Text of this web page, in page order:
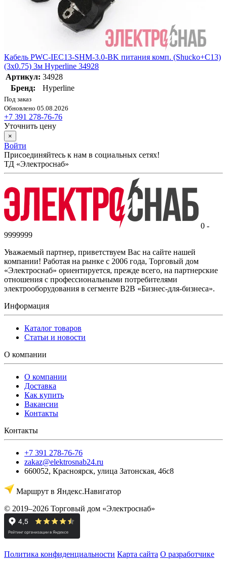
Кабель PWC-IEC13-SHM-3.0-BK питания комп. (Shucko+C13)
(3х0.75) 3м Hyperline 34928
Артикул: 34928
Бренд:
Hyperline
Под заказ
Обновлено 05.08.2026
+7 391 278-76-76
Уточнить цену
×
Войти
Присоединяйтесь к нам в социальных сетях!
ТД «Электроснаб»
0 -
9999999
Уважаемый партнер, приветствуем Вас на сайте нашей
компании! Работая на рынке с 2006 года, Торговый дом
«Электроснаб» ориентируется, прежде всего, на партнерские
отношения с профессиональными потребителями
электрооборудования в сегменте B2B «Бизнес-для-бизнеса».
Информация
Каталог товаров
Статьи и новости
О компании
О компании
Доставка
Как купить
Вакансии
Контакты
Контакты
+7 391 278-76-76
zakaz@elektrosnab24.ru
660052, Красноярск, улица Затонская, 46с8
Маршрут в Яндекс.Навигатор
© 2019–2026 Торговый дом «Электроснаб»
Политика конфиденциальности Карта сайта О разработчике